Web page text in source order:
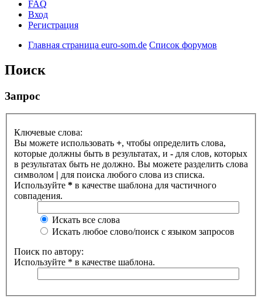
FAQ
Вход
Регистрация
Главная страница euro-som.de Список форумов
Поиск
Запрос
Ключевые слова:
Вы можете использовать +, чтобы определить слова,
которые должны быть в результатах, и - для слов, которых
в результатах быть не должно. Вы можете разделить слова
символом | для поиска любого слова из списка.
Используйте * в качестве шаблона для частичного
совпадения.
Искать все слова
Искать любое слово/поиск с языком запросов
Поиск по автору:
Используйте * в качестве шаблона.